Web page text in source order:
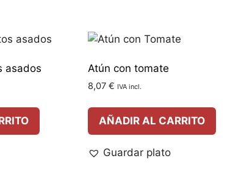
asados Atún con tomate
8,07 € IVA incl.
AÑADIR AL CARRITO
Guardar plato